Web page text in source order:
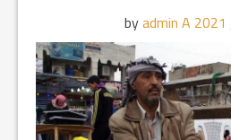
admin A